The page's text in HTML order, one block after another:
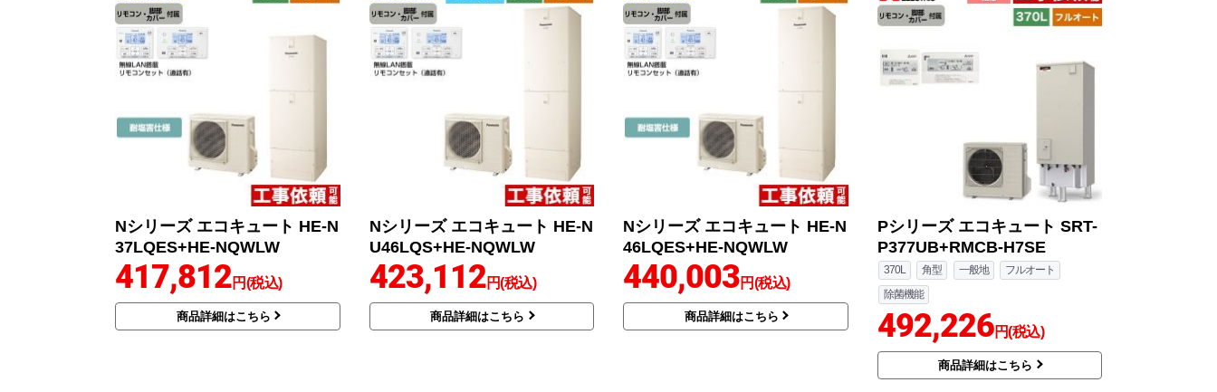
Nシリーズ エコキュート HE-N
37LQES+HE-NQWLW
417,812円(税込)
商品詳細はこちら
Nシリーズ エコキュート HE-N
U46LQS+HE-NQWLW
423,112円(税込)
商品詳細はこちら
Nシリーズ エコキュート HE-N
46LQES+HE-NQWLW
440,003円(税込)
商品詳細はこちら
Pシリーズ エコキュート SRT-
P377UB+RMCB-H7SE
370L 角型 一般地
フルオート
除菌機能
492,226円(税込)
商品詳細はこちら